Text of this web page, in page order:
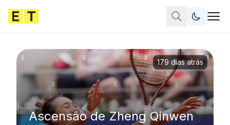
Ascensão de Zheng Qinwen
179 dias atrás